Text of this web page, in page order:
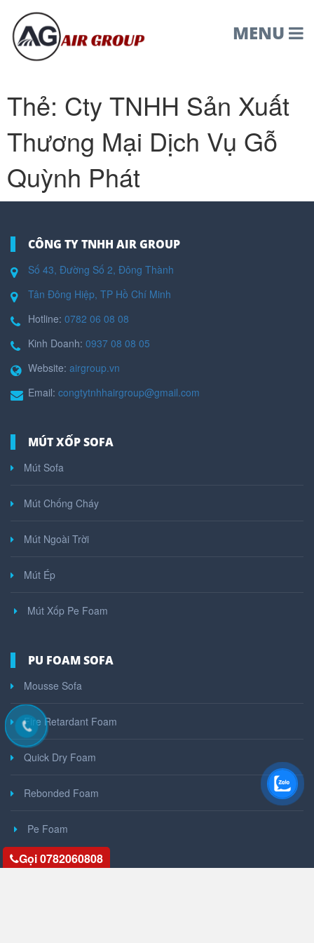
MENU
Thẻ: Cty TNHH Sản Xuất
Thương Mại Dịch Vụ Gỗ
Quỳnh Phát
CÔNG TY TNHH AIR GROUP
Số 43, Đường Số 2, Đông Thành
Tân Đông Hiệp, TP Hồ Chí Minh
Hotline: 0782 06 08 08
Kinh Doanh: 0937 08 08 05
Website: airgroup.vn
Email: congtytnhhairgroup@gmail.com
MÚT XỐP SOFA
Mút Sofa
Mút Chống Cháy
Mút Ngoài Trời
Mút Ép
Mút Xốp Pe Foam
PU FOAM SOFA
Mousse Sofa
Fire Retardant Foam
Quick Dry Foam
Rebonded Foam
Pe Foam
Gọi 0782060808